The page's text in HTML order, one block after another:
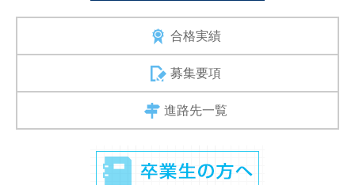
合格実績
募集要項
進路先一覧